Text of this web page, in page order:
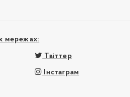
мережах:
Твіттер
Інстаграм